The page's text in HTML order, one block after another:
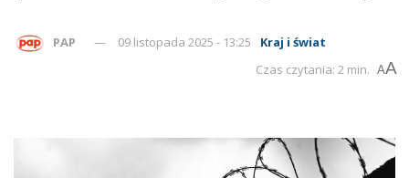
PAP 09 listopada 2025 - 13:25
Kraj i świat
Czas czytania: 2 min. AA